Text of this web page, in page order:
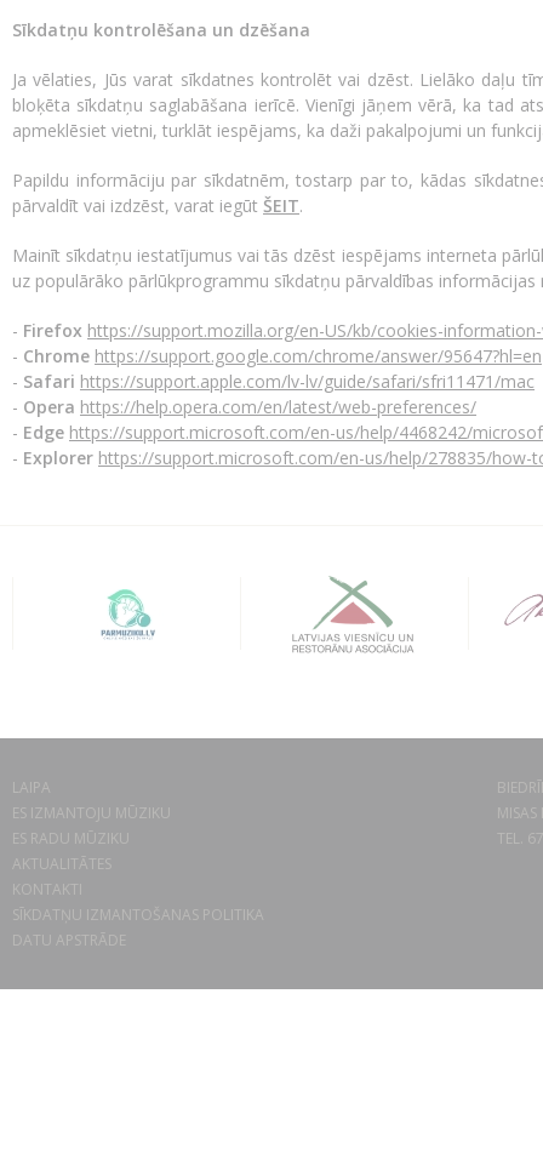
Sīkdatņu kontrolēšana un dzēšana
Ja vēlaties, Jūs varat sīkdatnes kontrolēt vai dzēst. Lielāko daļu
bloķēta sīkdatņu saglabāšana ierīcē. Vienīgi jāņem vērā, ka tad
apmeklēsiet vietni, turklāt iespējams, ka daži pakalpojumi un
Papildu informāciju par sīkdatnēm, tostarp par to, kādas
pārvaldīt vai izdzēst, varat iegūt ŠEIT.
Mainīt sīkdatņu iestatījumus vai tās dzēst iespējams interneta
uz populārāko pārlūkprogrammu sīkdatņu pārvaldības informācijas
- Firefox https://support.mozilla.org/en-US/kb/cookies-
- Chrome https://support.google.com/chrome/answer/95647?hl=en
- Safari https://support.apple.com/lv-lv/guide/safari/sfri11471/mac
- Opera https://help.opera.com/en/latest/web-preferences/
- Edge https://support.microsoft.com/en-us/help/4468242/
- Explorer https://support.microsoft.com/en-us/help/278835/how-
LAIPA
ES IZMANTOJU MŪZIKU
ES RADU MŪZIKU
AKTUALITĀTES
KONTAKTI
SĪKDATŅU IZMANTOŠANAS POLITIKA
DATU APSTRĀDE
TEL.